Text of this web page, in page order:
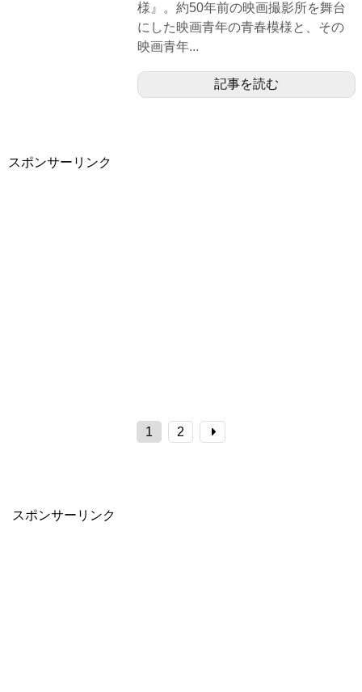
様』。約50年前の映画撮影所を舞台
にした映画青年の青春模様と、その
映画青年...
記事を読む
スポンサーリンク
1 2
スポンサーリンク